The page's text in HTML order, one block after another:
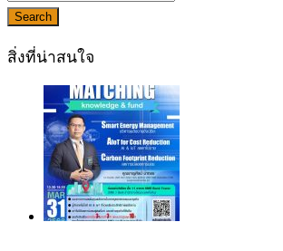
Search
สิ่งที่น่าสนใจ